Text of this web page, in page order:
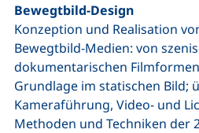
Bewegtbild-Design
Konzeption und Realisation
Bewegtbild-Medien: von
dokumentarischen
Grundlage im statischen Bild;
Kameraführung, Video- und
Methoden und Techniken der